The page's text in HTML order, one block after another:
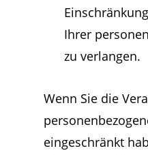
Ihrer
zu verlangen.
Wenn Sie die
eingeschränkt